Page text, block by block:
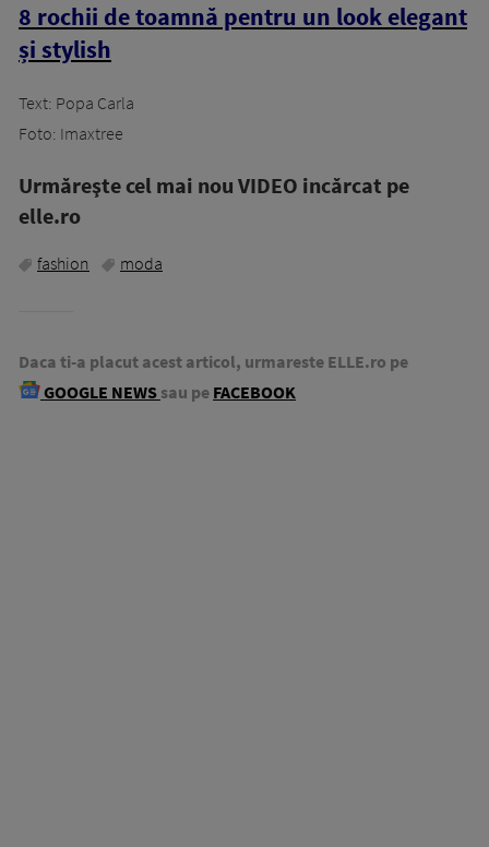
8 rochii de toamnă pentru un look elegant
și stylish
Text: Popa Carla
Foto: Imaxtree
Urmăreşte cel mai nou VIDEO incărcat pe
elle.ro
fashion moda
Daca ti-a placut acest articol, urmareste ELLE.ro pe
GOOGLE NEWS sau pe FACEBOOK